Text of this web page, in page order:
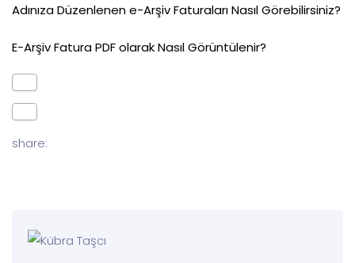
Adınıza Düzenlenen e-Arşiv Faturaları Nasıl Görebilirsiniz?
E-Arşiv Fatura PDF olarak Nasıl Görüntülenir?
share: